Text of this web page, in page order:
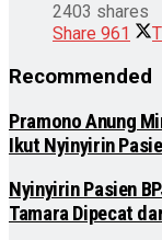
2403 shares
Share 961
Recommended
Pramono Anung
Ikut Nyinyirin
Nyinyirin Pasien
Tamara Dipecat